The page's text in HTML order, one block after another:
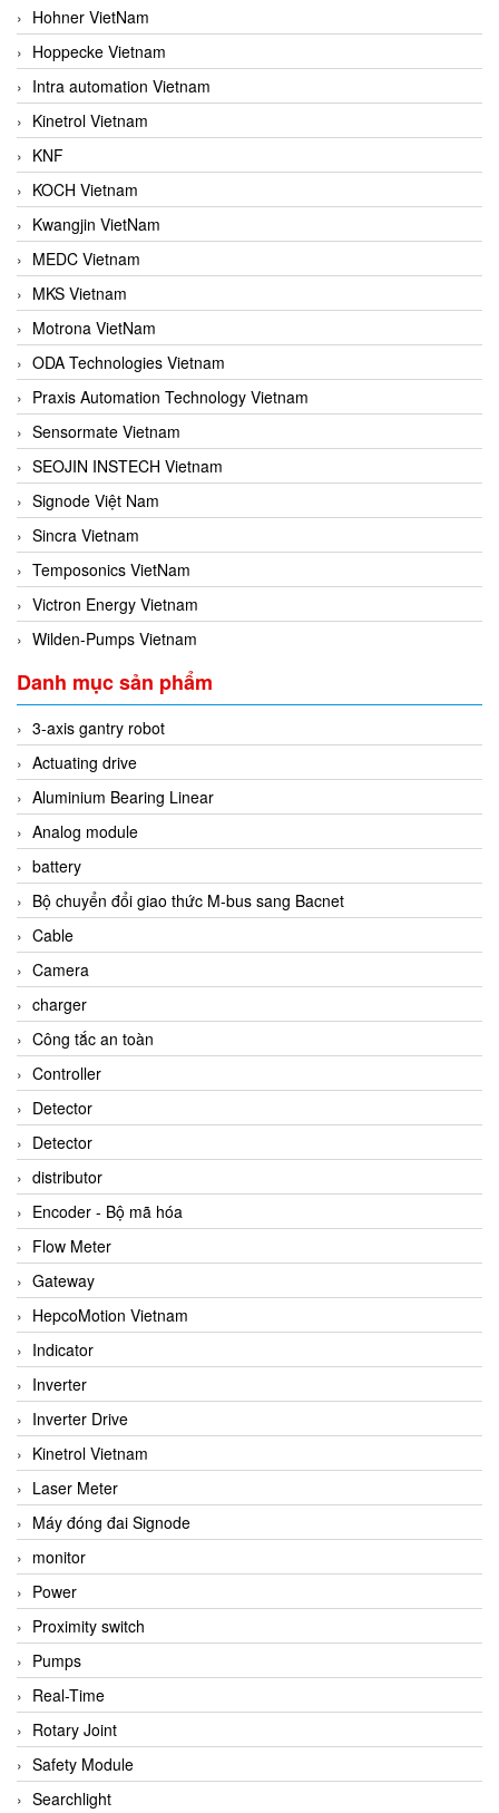
Hohner VietNam
Hoppecke Vietnam
Intra automation Vietnam
Kinetrol Vietnam
KNF
KOCH Vietnam
Kwangjin VietNam
MEDC Vietnam
MKS Vietnam
Motrona VietNam
ODA Technologies Vietnam
Praxis Automation Technology Vietnam
Sensormate Vietnam
SEOJIN INSTECH Vietnam
Signode Việt Nam
Sincra Vietnam
Temposonics VietNam
Victron Energy Vietnam
Wilden-Pumps Vietnam
Danh mục sản phẩm
3-axis gantry robot
Actuating drive
Aluminium Bearing Linear
Analog module
battery
Bộ chuyển đổi giao thức M-bus sang Bacnet
Cable
Camera
charger
Công tắc an toàn
Controller
Detector
Detector
distributor
Encoder - Bộ mã hóa
Flow Meter
Gateway
HepcoMotion Vietnam
Indicator
Inverter
Inverter Drive
Kinetrol Vietnam
Laser Meter
Máy đóng đai Signode
monitor
Power
Proximity switch
Pumps
Real-Time
Rotary Joint
Safety Module
Searchlight